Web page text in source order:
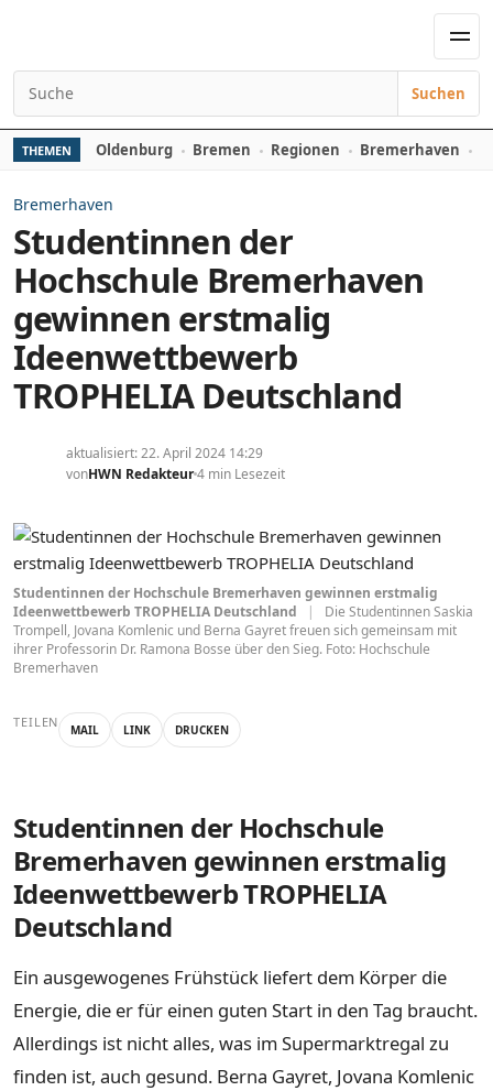
Suchen nach:
Suchen
THEMEN Oldenburg Bremen Regionen Bremerhaven
Bremerhaven
Studentinnen der
Hochschule Bremerhaven
gewinnen erstmalig
Ideenwettbewerb
TROPHELIA Deutschland
aktualisiert: 22. April 2024 14:29
vonHWN Redakteur4 min Lesezeit
Studentinnen der Hochschule Bremerhaven gewinnen erstmalig
Ideenwettbewerb TROPHELIA Deutschland
|
Die Studentinnen Saskia
Trompell, Jovana Komlenic und Berna Gayret freuen sich gemeinsam mit
ihrer Professorin Dr. Ramona Bosse über den Sieg. Foto: Hochschule
Bremerhaven
TEILEN MAIL LINK DRUCKEN
Studentinnen der Hochschule
Bremerhaven gewinnen erstmalig
Ideenwettbewerb TROPHELIA
Deutschland
Ein ausgewogenes Frühstück liefert dem Körper die
Energie, die er für einen guten Start in den Tag braucht.
Allerdings ist nicht alles, was im Supermarktregal zu
finden ist, auch gesund. Berna Gayret, Jovana Komlenic